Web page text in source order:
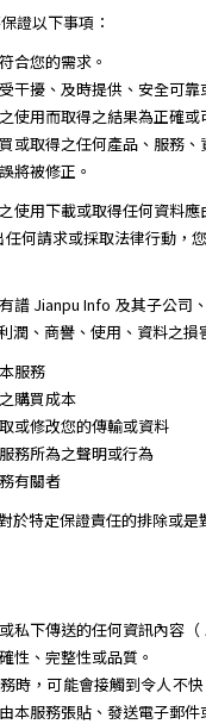
證以下事項：
合您的需求。
干擾、及時提供、安全可靠
使用而取得之結果為正確或
或取得之任何產品、服務、
將被修正。
使用下載或取得任何資料
何請求或採取法律行動，
譜 Jianpu Info 及其子公司
潤、商譽、使用、資料之
服務
購買成本
或修改您的傳輸或資料
務所為之聲明或行為
有關者
於特定保證責任的排除或
私下傳送的任何資訊內容
性、完整性或品質。
時，可能會接觸到令人不
本服務張貼、發送電子郵